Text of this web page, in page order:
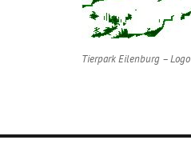
Tierpark Eilenburg – Logo